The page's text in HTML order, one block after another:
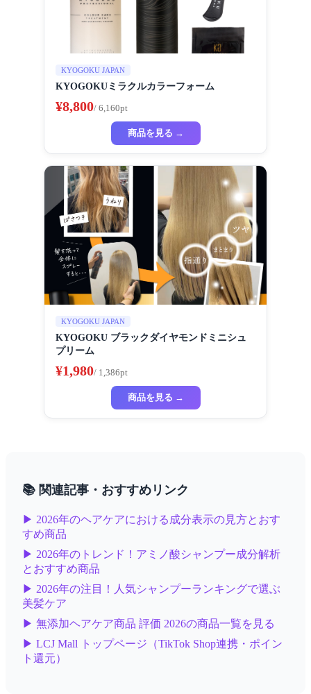
KYOGOKU JAPAN
KYOGOKUミラクルカラーフォーム
¥8,800/ 6,160pt
商品を見る →
KYOGOKU JAPAN
KYOGOKU ブラックダイヤモンドミニシュ
プリーム
¥1,980/ 1,386pt
商品を見る →
📚 関連記事・おすすめリンク
▶ 2026年のヘアケアにおける成分表示の見方とおす
すめ商品
▶ 2026年のトレンド！アミノ酸シャンプー成分解析
とおすすめ商品
▶ 2026年の注目！人気シャンプーランキングで選ぶ
美髪ケア
▶ 無添加ヘアケア商品 評価 2026の商品一覧を見る
▶ LCJ Mall トップページ（TikTok Shop連携・ポイン
ト還元）